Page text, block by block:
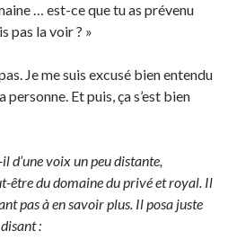
… est-ce que tu as prévenu
pas la voir ? »
Je me suis excusé bien entendu
Et puis, ça s’est bien
d’une voix un peu distante,
être du domaine du privé et royal. Il
pas à en savoir plus. Il posa juste
: